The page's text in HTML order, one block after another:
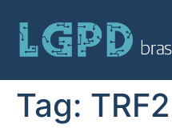
Tag: TRF2